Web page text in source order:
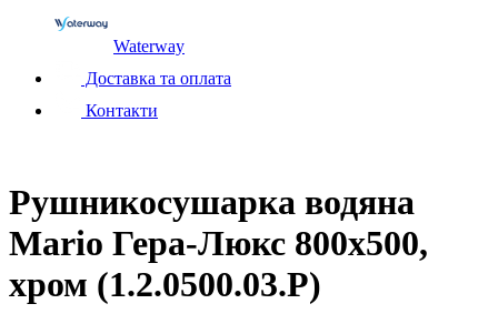
Waterway
Доставка та оплата
Контакти
Рушникосушарка водяна
Mario Гера-Люкс 800х500,
хром (1.2.0500.03.P)